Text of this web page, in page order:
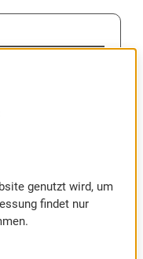
genutzt wird, um
findet nur